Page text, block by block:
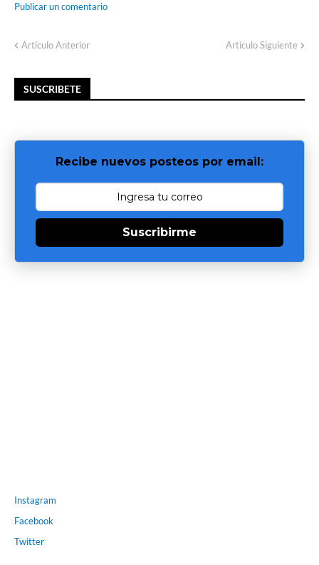
Publicar un comentario
Artículo Anterior Artículo Siguiente
SUSCRIBETE
Recibe nuevos posteos por email:
Suscribirme
Instagram
Facebook
Twitter